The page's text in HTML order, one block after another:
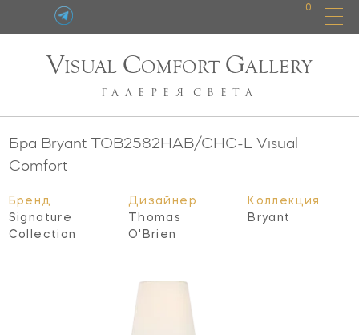
0
VISUAL COMFORT GALLERY
ГАЛЕРЕЯ СВЕТА
Бра Bryant TOB2582HAB/CHC-L
Visual
Comfort
Бренд
Signature
Collection
Дизайнер
Thomas
O'Brien
Коллекция
Bryant